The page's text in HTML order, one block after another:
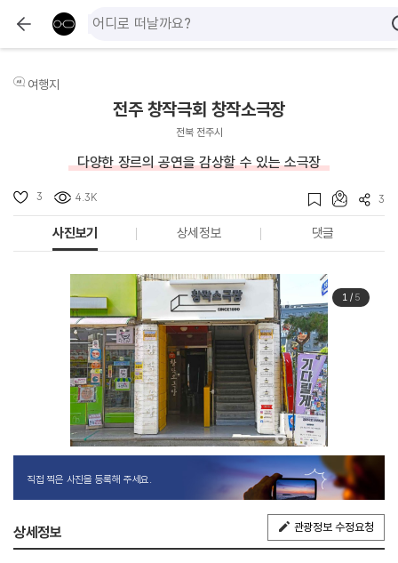
여행지
전주 창작극회 창작소극장
전북 전주시
다양한 장르의 공연을 감상할 수 있는 소극장
3 4.3K 3
사진보기 상세정보 댓글
1/ 5
직접 찍은 사진을 등록해 주세요.
상세정보 관광정보 수정요청